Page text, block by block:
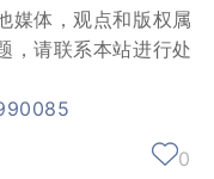
媒体，观点和版权属
，请联系本站进行处
0